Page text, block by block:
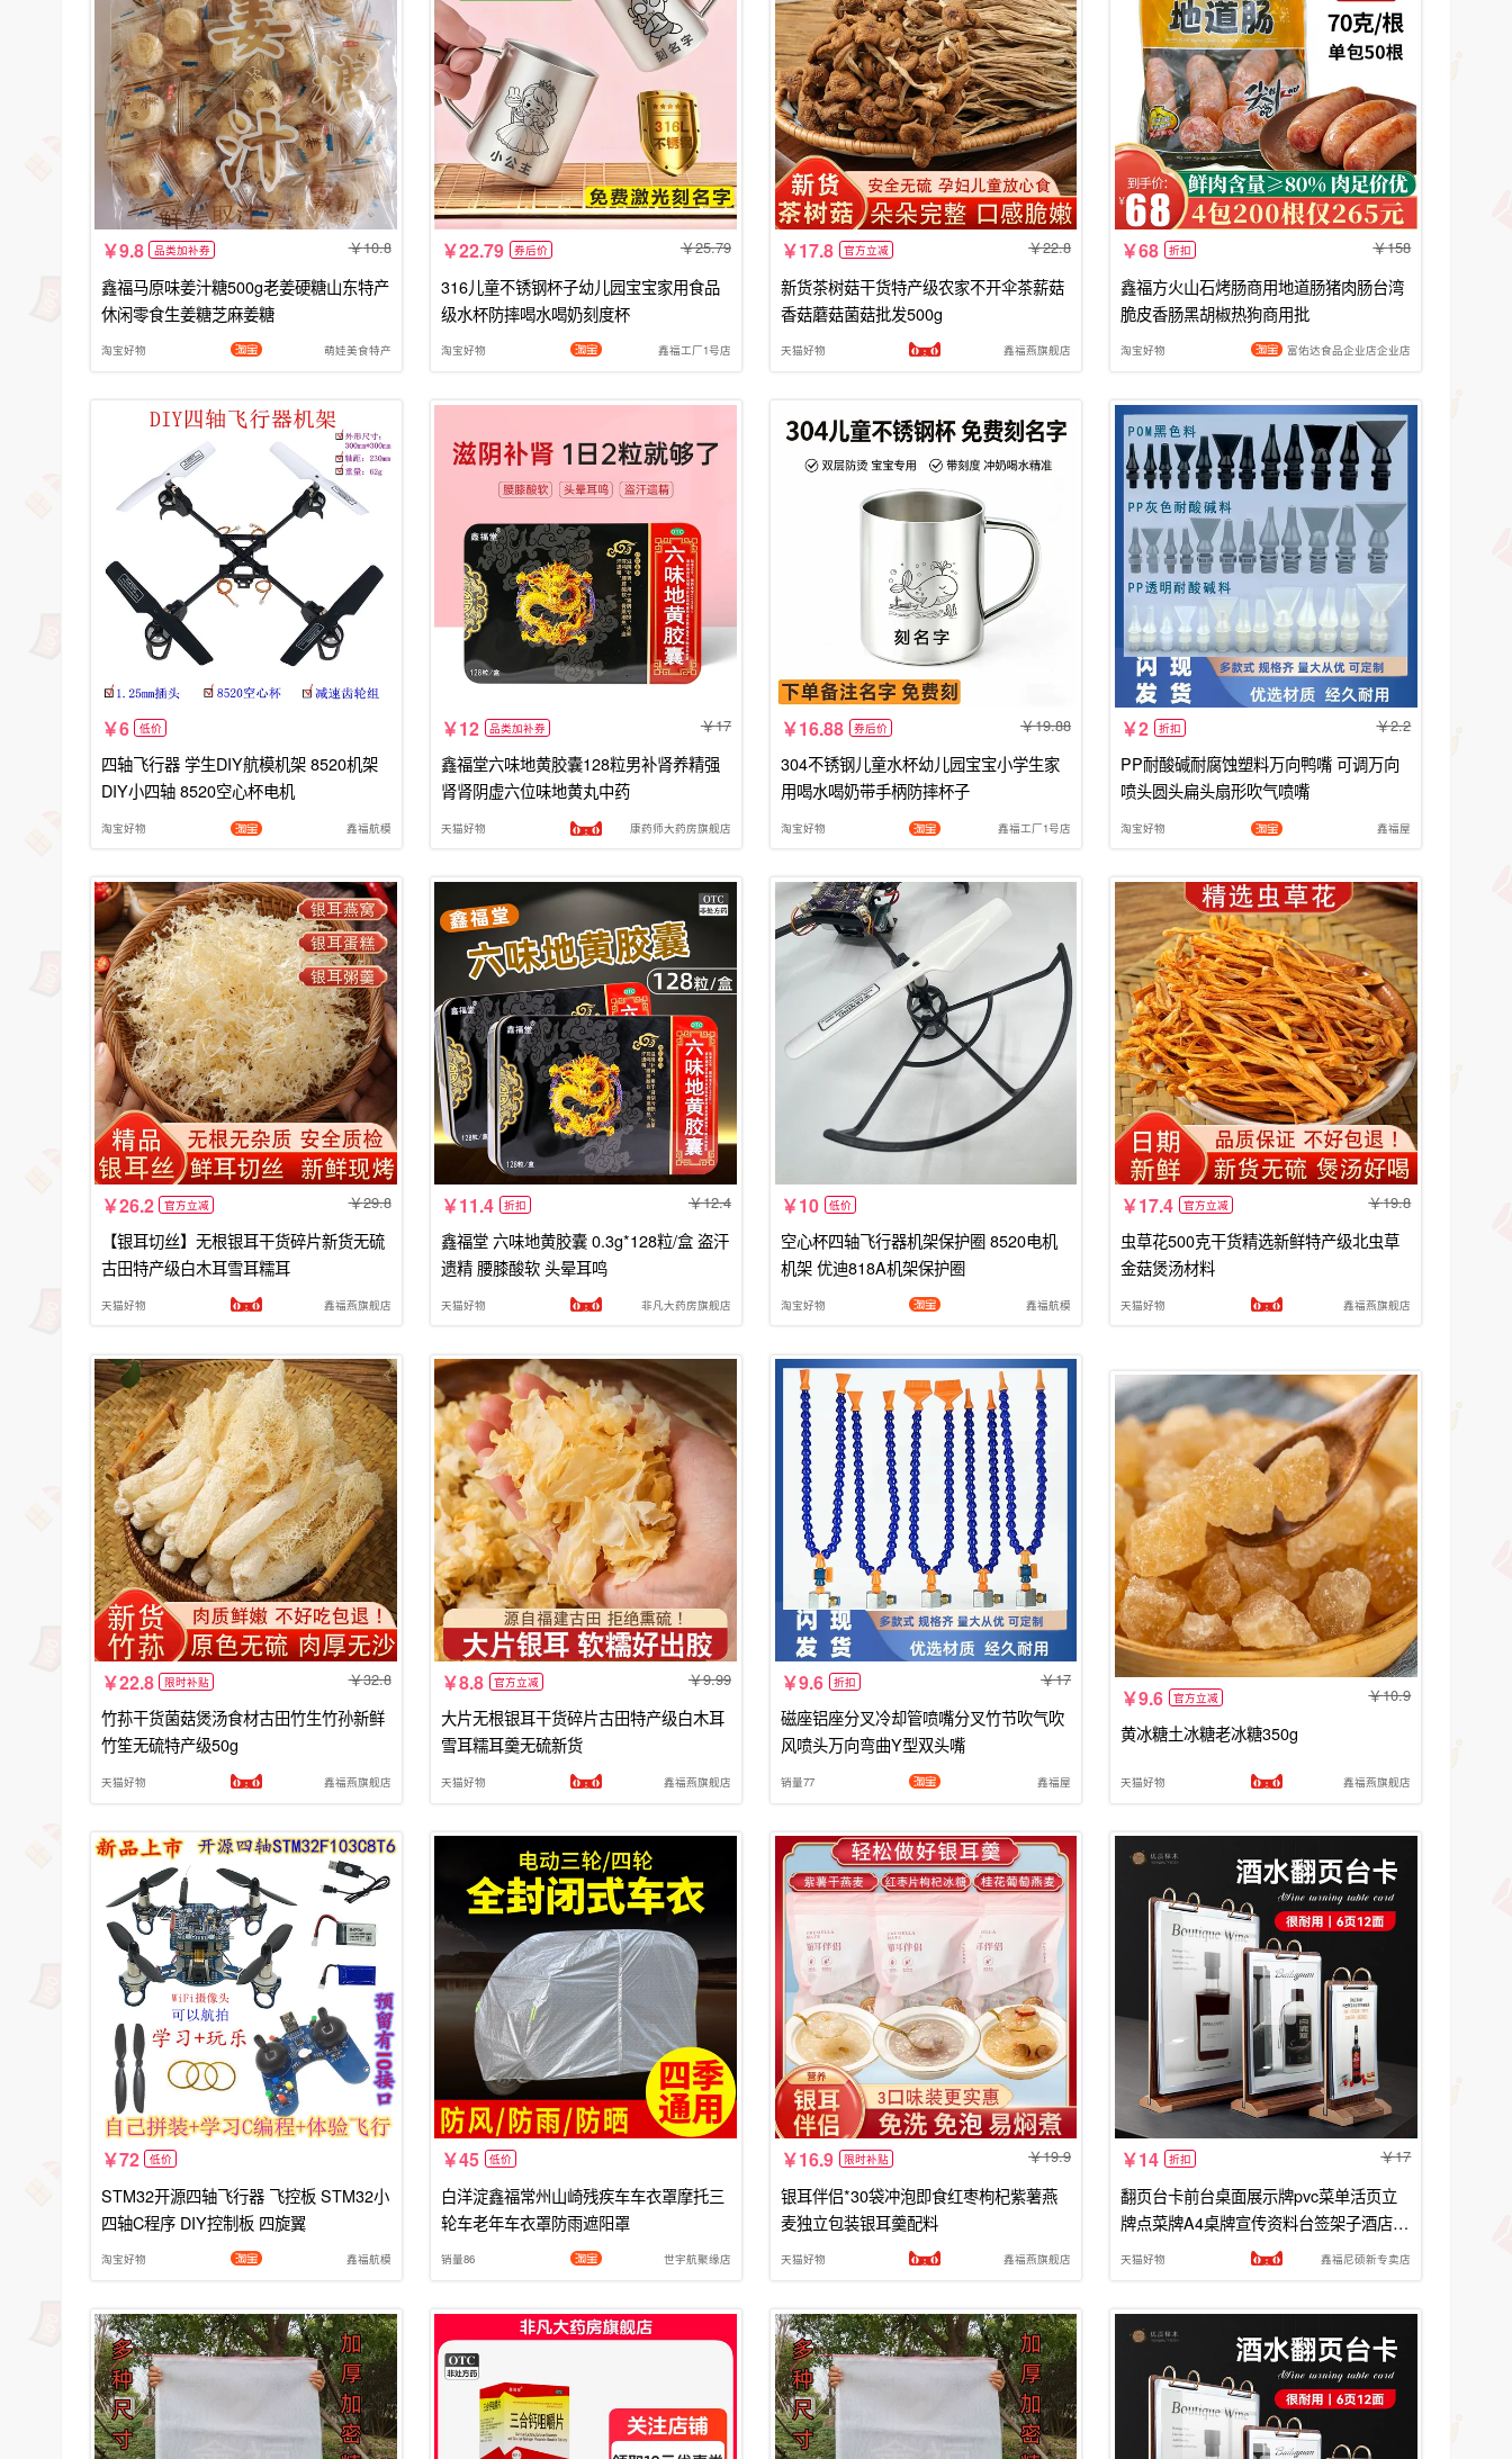
9.8 品类加补券 10.8
鑫福马原味姜汁糖500g老姜硬糖山东特产
休闲零食生姜糖芝麻姜糖
淘宝好物 萌娃美食特产
22.79 券后价 25.79
316儿童不锈钢杯子幼儿园宝宝家用食品
级水杯防摔喝水喝奶刻度杯
淘宝好物 鑫福工厂1号店
17.8 官方立减 22.8
新货茶树菇干货特产级农家不开伞茶薪菇
香菇蘑菇菌菇批发500g
天猫好物 鑫福燕旗舰店
68 折扣 158
鑫福方火山石烤肠商用地道肠猪肉肠台湾
脆皮香肠黑胡椒热狗商用批
淘宝好物 富佑达食品企业店企业店
6 低价
四轴飞行器 学生DIY航模机架 8520机架
DIY小四轴 8520空心杯电机
淘宝好物 鑫福航模
12 品类加补券 17
鑫福堂六味地黄胶囊128粒男补肾养精强
肾肾阴虚六位味地黄丸中药
天猫好物 康药师大药房旗舰店
16.88 券后价 19.88
304不锈钢儿童水杯幼儿园宝宝小学生家
用喝水喝奶带手柄防摔杯子
淘宝好物 鑫福工厂1号店
2 折扣 2.2
PP耐酸碱耐腐蚀塑料万向鸭嘴 可调万向
喷头圆头扁头扇形吹气喷嘴
淘宝好物 鑫福屋
26.2 官方立减 29.8
【银耳切丝】无根银耳干货碎片新货无硫
古田特产级白木耳雪耳糯耳
天猫好物 鑫福燕旗舰店
11.4 折扣 12.4
鑫福堂 六味地黄胶囊 0.3g*128粒/盒 盗汗
遗精 腰膝酸软 头晕耳鸣
天猫好物 非凡大药房旗舰店
10 低价
空心杯四轴飞行器机架保护圈 8520电机
机架 优迪818A机架保护圈
淘宝好物 鑫福航模
17.4 官方立减 19.8
虫草花500克干货精选新鲜特产级北虫草
金菇煲汤材料
天猫好物 鑫福燕旗舰店
22.8 限时补贴 32.8
竹荪干货菌菇煲汤食材古田竹生竹孙新鲜
竹笙无硫特产级50g
天猫好物 鑫福燕旗舰店
8.8 官方立减 9.99
大片无根银耳干货碎片古田特产级白木耳
雪耳糯耳羹无硫新货
天猫好物 鑫福燕旗舰店
9.6 折扣 17
磁座铝座分叉冷却管喷嘴分叉竹节吹气吹
风喷头万向弯曲Y型双头嘴
销量77 鑫福屋
9.6 官方立减 10.9
黄冰糖土冰糖老冰糖350g
天猫好物 鑫福燕旗舰店
72 低价
STM32开源四轴飞行器 飞控板 STM32小
四轴C程序 DIY控制板 四旋翼
淘宝好物 鑫福航模
45 低价
白洋淀鑫福常州山崎残疾车车衣罩摩托三
轮车老年车衣罩防雨遮阳罩
销量86 世宇航聚缘店
16.9 限时补贴 19.9
银耳伴侣*30袋冲泡即食红枣枸杞紫薯燕
麦独立包装银耳羹配料
天猫好物 鑫福燕旗舰店
14 折扣 17
翻页台卡前台桌面展示牌pvc菜单活页立
牌点菜牌A4桌牌宣传资料台签架子酒店客
房餐厅餐牌奶茶店价格价目介绍
天猫好物 鑫福尼硕新专卖店